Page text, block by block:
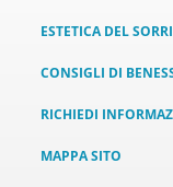
ESTETICA DEL
CONSIGLI DI
RICHIEDI
MAPPA SITO